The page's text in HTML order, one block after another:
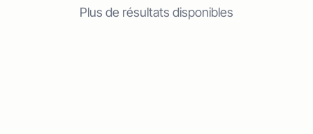
Plus de résultats disponibles